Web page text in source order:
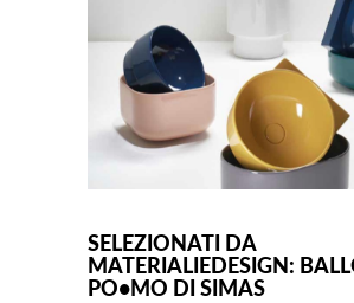
SELEZIONATI DA
MATERIALIEDESIGN:
PO•MO DI SIMAS